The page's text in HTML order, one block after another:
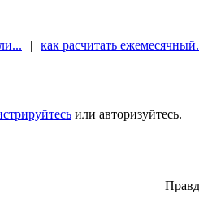
| как расчитать
или авторизуйтесь.